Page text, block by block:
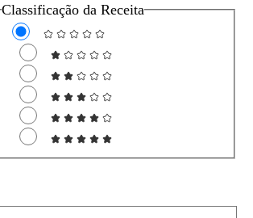
Classificação da Receita